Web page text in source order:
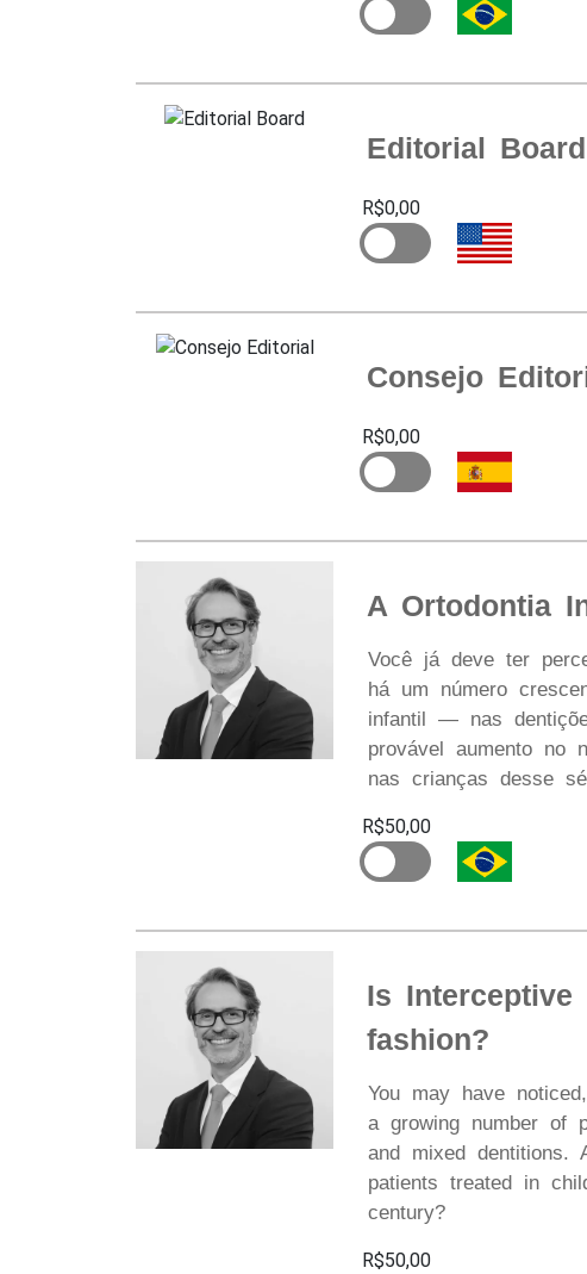
Editorial Board
R$0,00
Consejo
R$0,00
A Ortodontia
Você já deve ter
há um número
infantil — nas
provável aumento no
nas crianças desse
R$50,00
Is
fashion?
You may have
a growing number of
and mixed
patients treated in
century?
R$50,00